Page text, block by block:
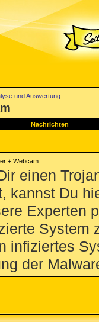
und Auswertung
Nachrichten
+ Webcam
einen
kannst Du
Experten
System
infiziertes
der